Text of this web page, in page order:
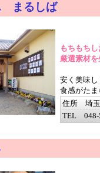
まるしば
もちもち
厳選素材
安く美味
食感がた
住所 埼玉
TEL 048-